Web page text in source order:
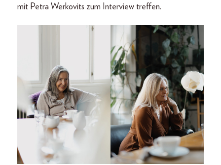
mit ­Petra Werkovits zum Interview treffen.